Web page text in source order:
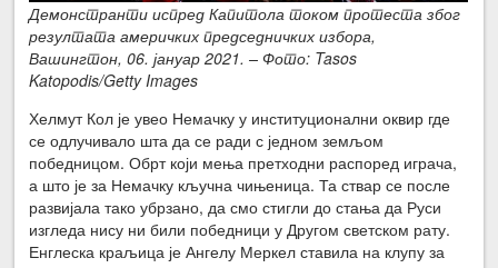
Демонстранти испред Капитола током протеста због
резултата америчких председничких избора,
Вашингтон, 06. јануар 2021. – Фото: Tasos
Katopodis/Getty Images
Хелмут Кол је увео Немачку у институционални оквир где
се одлучивало шта да се ради с једном земљом
победницом. Обрт који мења претходни распоред играча,
а што је за Немачку кључна чињеница. Та ствар се после
развијала тако убрзано, да смо стигли до стања да Руси
изгледа нису ни били победници у Другом светском рату.
Енглеска краљица је Ангелу Меркел ставила на клупу за